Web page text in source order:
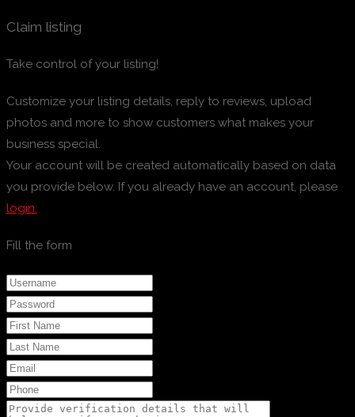
Claim listing
Take control of your listing!
Customize your listing details, reply to reviews, upload
photos and more to show customers what makes your
business special.
Your account will be created automatically based on data
you provide below. If you already have an account, please
login.
Fill the form